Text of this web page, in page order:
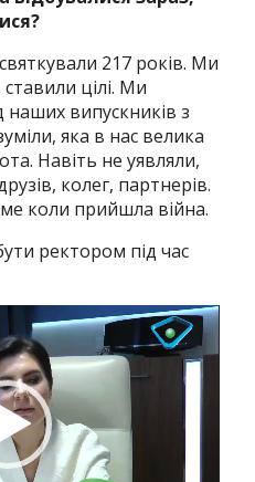
217 років. Ми
цілі. Ми
наших випускників з
яка в нас велика
Навіть не уявляли,
колег, партнерів.
коли прийшла війна.
ректором під час